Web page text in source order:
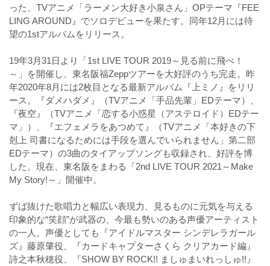
った、TVアニメ「ラーメン大好き小泉さん」OPテーマ『FEE
LING AROUND』でソロデビューを果たす。同年12月には待
望の1stアルバムをリリース。
19年3月31日より「1st LIVE TOUR 2019～見る前に飛べ！
～」を開催し、東名阪福Zeppツアーを大好評のうち完走。昨
年2020年8月には2枚目となる最新アルバム『上ミノ』をリリ
ース。『ダメハダメ』（TVアニメ「手品先輩」EDテーマ）、
『夜空』（TVアニメ「恋する小惑星（アステロイド）EDテー
マ」）、『エフェメラをあつめて』（TVアニメ「本好きの下
剋上 司書になるためには手段を選んでいられません」第二部
EDテーマ）の3曲のタイアップソングも収録され、好評を博
した。現在、東名阪をまわる「2nd LIVE TOUR 2021～Make
My Story!～」開催中。
ずば抜けた歌唱力と幅広い表現力、見るものに元気を与える
印象的な“笑顔”が武器の、今最も勢いのある声優アーティスト
の一人。声優としても『アイドルマスター シンデレラガール
ズ』藤原肇役、『カードキャプターさくら クリアカード編』
詩之本秋穂役、『SHOW BY ROCK!! ましゅまいれっしゅ!!』